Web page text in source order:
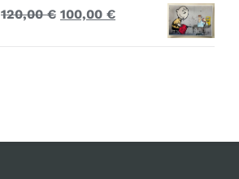
120,00 €.
100,00 €.
120,00€ Le
100,00 €Le